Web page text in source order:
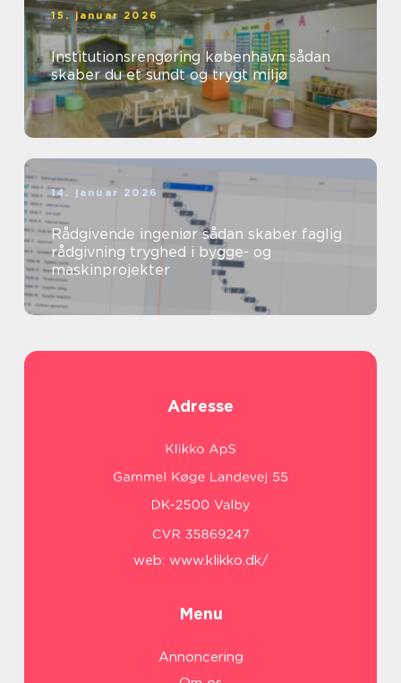
15. januar 2026
Institutionsrengøring københavn sådan
skaber du et sundt og trygt miljø
14. januar 2026
Rådgivende ingeniør sådan skaber faglig
rådgivning tryghed i bygge- og
maskinprojekter
Adresse
web: www.klikko.dk/
Menu
Annoncering